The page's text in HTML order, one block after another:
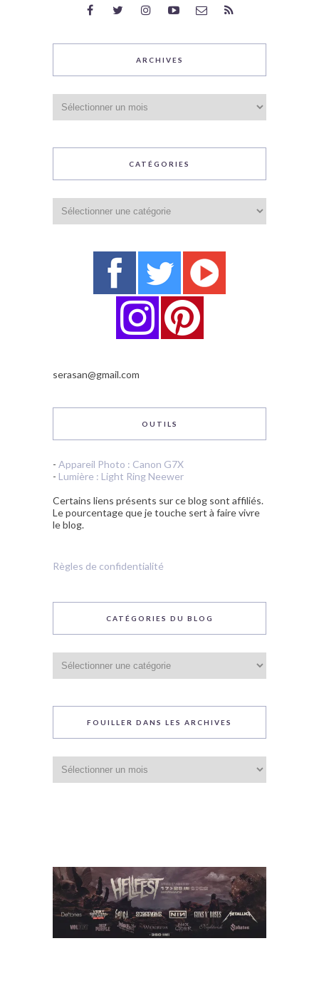
ARCHIVES
CATÉGORIES
serasan@gmail.com
OUTILS
- Appareil Photo : Canon G7X
- Lumière : Light Ring Neewer
Certains liens présents sur ce blog sont affiliés.
Le pourcentage que je touche sert à faire vivre
le blog.
Règles de confidentialité
CATÉGORIES DU BLOG
du
blog
FOUILLER DANS LES ARCHIVES
dans
les